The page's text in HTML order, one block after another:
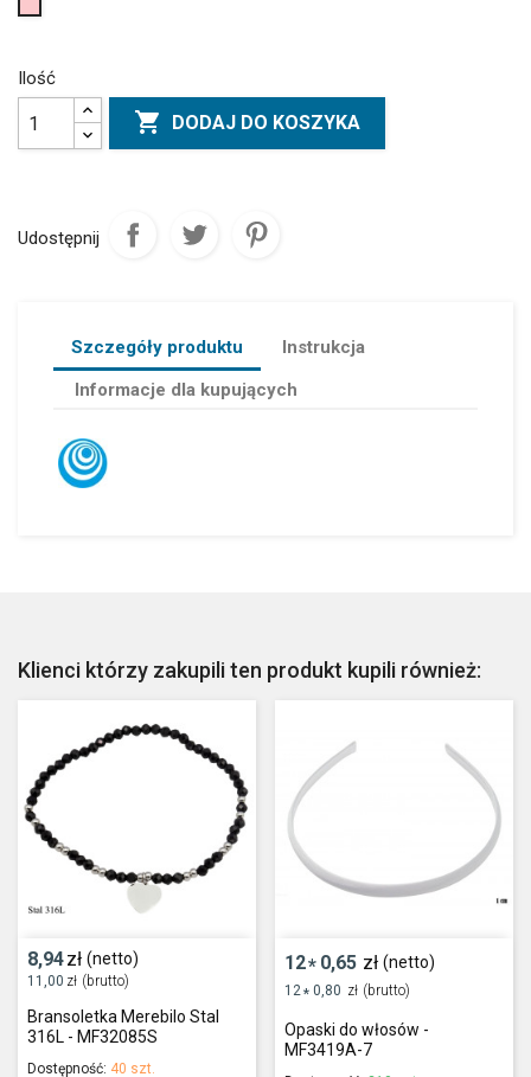
Ilość
 DODAJ DO KOSZYKA
Udostępnij
Szczegóły produktu
Instrukcja
Informacje dla kupujących
Klienci którzy zakupili ten produkt kupili również:
8,94zł (netto)
11,00 zł (brutto)
Bransoletka Merebilo Stal
316L - MF32085S
Dostępność: 40 szt.
12* 0,65 zł (netto)
12* 0,80 zł (brutto)
Opaski do włosów -
MF3419A-7